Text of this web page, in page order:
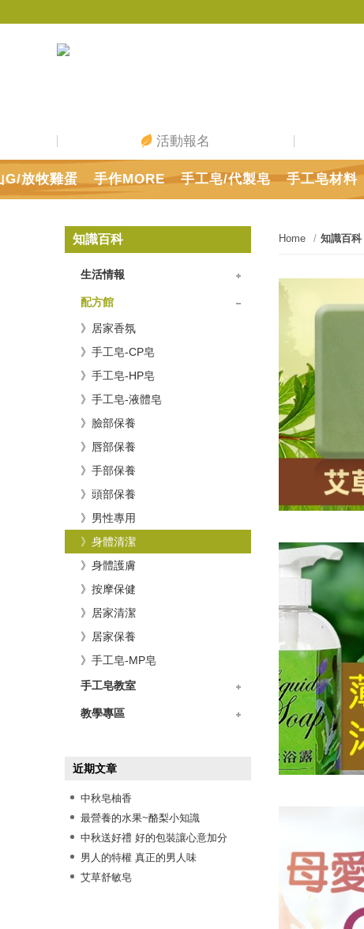
G/放牧雞蛋 手作MORE 手工皂/代製皂 手工皂材料
活動報名
知識百科
生活情報
》動手動腦
》節氣節慶
》吾愛吾家
》精油旅程
》療癒舒壓
》美顏美體
》原食原味
配方館
》居家香氛
》手工皂-CP皂
》手工皂-HP皂
》手工皂-液體皂
》臉部保養
》唇部保養
》手部保養
》頭部保養
》男性專用
》身體清潔
》身體護膚
》按摩保健
》居家清潔
》居家保養
》手工皂-MP皂
手工皂教室
》樂玩DIY
》油脂小學堂
》作皂Q&A
》工具保養
教學專區
近期文章
中秋皂柚香
最營養的水果~酪梨小知識
中秋送好禮 好的包裝讓心意加分
男人的特權 真正的男人味
艾草舒敏皂
Home 知識百科